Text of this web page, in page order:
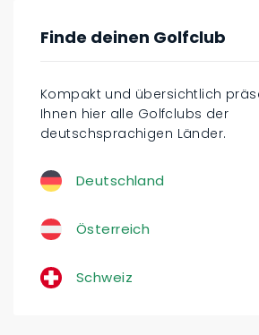
Finde deinen Golfclub
Kompakt und übersichtlich
Ihnen hier alle Golfclubs der
deutschsprachigen Länder.
Deutschland
Österreich
Schweiz